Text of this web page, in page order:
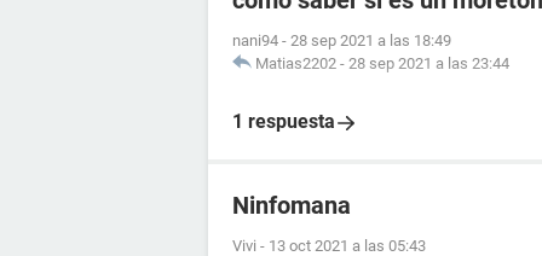
nani94 - 28 sep 2021 a las 18:49
Matias2202 - 28 sep 2021 a las 23:44
1 respuesta
Ninfomana
Vivi - 13 oct 2021 a las 05:43